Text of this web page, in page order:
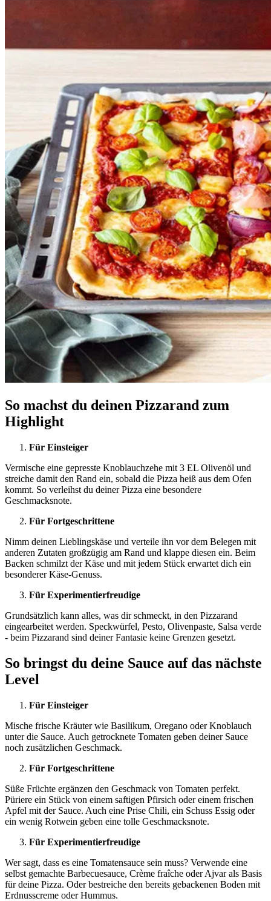
So machst du deinen Pizzarand zum
Highlight
Für Einsteiger
Vermische eine gepresste Knoblauchzehe mit 3 EL Olivenöl und
streiche damit den Rand ein, sobald die Pizza heiß aus dem Ofen
kommt. So verleihst du deiner Pizza eine besondere
Geschmacksnote.
Für Fortgeschrittene
Nimm deinen Lieblingskäse und verteile ihn vor dem Belegen mit
anderen Zutaten großzügig am Rand und klappe diesen ein. Beim
Backen schmilzt der Käse und mit jedem Stück erwartet dich ein
besonderer Käse-Genuss.
Für Experimentierfreudige
Grundsätzlich kann alles, was dir schmeckt, in den Pizzarand
eingearbeitet werden. Speckwürfel, Pesto, Olivenpaste, Salsa verde
- beim Pizzarand sind deiner Fantasie keine Grenzen gesetzt.
So bringst du deine Sauce auf das nächste
Level
Für Einsteiger
Mische frische Kräuter wie Basilikum, Oregano oder Knoblauch
unter die Sauce. Auch getrocknete Tomaten geben deiner Sauce
noch zusätzlichen Geschmack.
Für Fortgeschrittene
Süße Früchte ergänzen den Geschmack von Tomaten perfekt.
Püriere ein Stück von einem saftigen Pfirsich oder einem frischen
Apfel mit der Sauce. Auch eine Prise Chili, ein Schuss Essig oder
ein wenig Rotwein geben eine tolle Geschmacksnote.
Für Experimentierfreudige
Wer sagt, dass es eine Tomatensauce sein muss? Verwende eine
selbst gemachte Barbecuesauce, Crème fraîche oder Ajvar als Basis
für deine Pizza. Oder bestreiche den bereits gebackenen Boden mit
Erdnusscreme oder Hummus.